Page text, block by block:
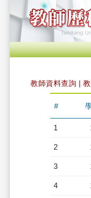
教師資料查詢 |
#
1
2
3
4